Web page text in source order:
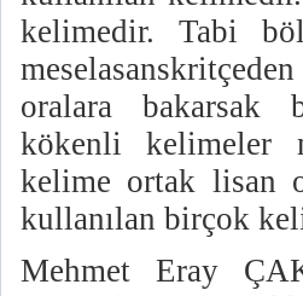
kelimedir. Tabi
oralara bakarsak
kökenli kelimeler
kelime ortak lisan
kullanılan birçok
Mehmet Eray